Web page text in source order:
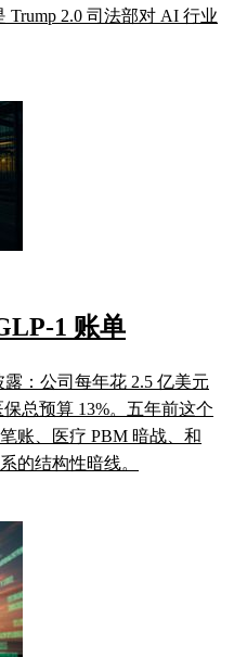
Trump 2.0 司法部对 AI 行业
1 账单
露：公司每年花 2.5 亿美元
总预算 13%。五年前这个
账、医疗 PBM 暗战、和
的结构性暗线。